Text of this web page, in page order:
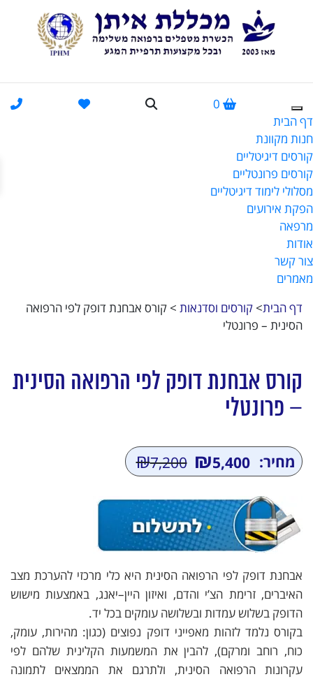
0
דף הבית
חנות מקוונת
קורסים דיגיטליים
קורסים פרונטליים
מסלולי לימוד דיגיטליים
הפקת אירועים
מרפאה
אודות
צור קשר
מאמרים
דף הבית> קורסים וסדנאות > קורס אבחנת דופק לפי הרפואה
הסינית – פרונטלי
קורס אבחנת דופק לפי הרפואה הסינית
– פרונטלי
מחיר: ₪7,200
המחיר
היה:
₪7,200.
₪5,400
המחיר
הוא:
₪5,400.
אבחנת דופק לפי הרפואה הסינית היא כלי מרכזי להערכת מצב
האיברים, זרימת הצ’י והדם, ואיזון היין–יאנג, באמצעות מישוש
הדופק בשלוש עמדות ובשלושה עומקים בכל יד.
בקורס נלמד לזהות מאפייני דופק נפוצים (כגון: מהירות, עומק,
כוח, רוחב ומרקם), להבין את המשמעות הקלינית שלהם לפי
עקרונות הרפואה הסינית, ולתרגם את הממצאים לתמונה